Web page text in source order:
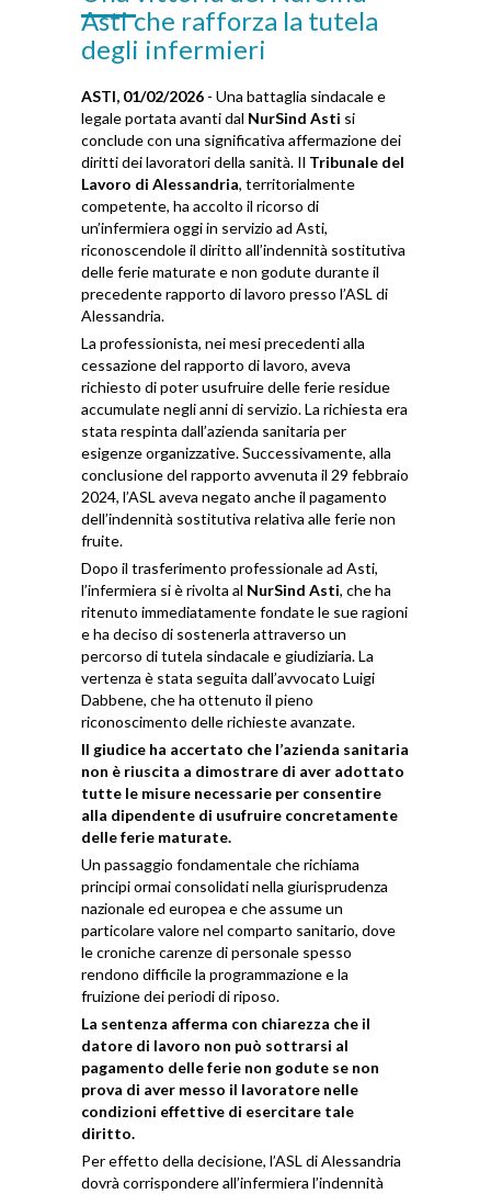
Asti che rafforza la tutela
degli infermieri
ASTI, 01/02/2026 - Una battaglia sindacale e
legale portata avanti dal NurSind Asti si
conclude con una significativa affermazione dei
diritti dei lavoratori della sanità. Il Tribunale del
Lavoro di Alessandria, territorialmente
competente, ha accolto il ricorso di
un’infermiera oggi in servizio ad Asti,
riconoscendole il diritto all’indennità sostitutiva
delle ferie maturate e non godute durante il
precedente rapporto di lavoro presso l’ASL di
Alessandria.
La professionista, nei mesi precedenti alla
cessazione del rapporto di lavoro, aveva
richiesto di poter usufruire delle ferie residue
accumulate negli anni di servizio. La richiesta era
stata respinta dall’azienda sanitaria per
esigenze organizzative. Successivamente, alla
conclusione del rapporto avvenuta il 29 febbraio
2024, l’ASL aveva negato anche il pagamento
dell’indennità sostitutiva relativa alle ferie non
fruite.
Dopo il trasferimento professionale ad Asti,
l’infermiera si è rivolta al NurSind Asti, che ha
ritenuto immediatamente fondate le sue ragioni
e ha deciso di sostenerla attraverso un
percorso di tutela sindacale e giudiziaria. La
vertenza è stata seguita dall’avvocato Luigi
Dabbene, che ha ottenuto il pieno
riconoscimento delle richieste avanzate.
Il giudice ha accertato che l’azienda sanitaria
non è riuscita a dimostrare di aver adottato
tutte le misure necessarie per consentire
alla dipendente di usufruire concretamente
delle ferie maturate.
Un passaggio fondamentale che richiama
principi ormai consolidati nella giurisprudenza
nazionale ed europea e che assume un
particolare valore nel comparto sanitario, dove
le croniche carenze di personale spesso
rendono difficile la programmazione e la
fruizione dei periodi di riposo.
La sentenza afferma con chiarezza che il
datore di lavoro non può sottrarsi al
pagamento delle ferie non godute se non
prova di aver messo il lavoratore nelle
condizioni effettive di esercitare tale
diritto.
Per effetto della decisione, l’ASL di Alessandria
dovrà corrispondere all’infermiera l’indennità